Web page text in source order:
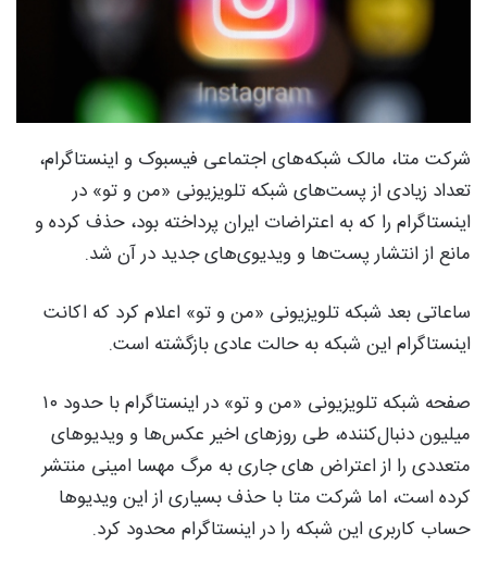
شرکت متا، مالک شبکه‌های اجتماعی فیسبوک و اینستاگرام،
تعداد زیادی از پست‌های شبکه تلویزیونی «من و تو» در
اینستاگرام را که به اعتراضات ایران پرداخته بود، حذف کرده و
مانع از انتشار پست‌ها و ویدیوی‌های جدید در آن شد.
ساعاتی بعد شبکه تلویزیونی «من و تو» اعلام کرد که اکانت
اینستاگرام این شبکه به حالت عادی بازگشته است.
صفحه شبکه تلویزیونی «من و تو» در اینستاگرام با حدود ۱۰
میلیون دنبال‌کننده، طی روزهای اخیر عکس‌ها و ویدیوهای
متعددی را از اعتراض های جاری به مرگ مهسا امینی منتشر
کرده است، اما شرکت متا با حذف بسیاری از این ویدیوها
حساب کاربری این شبکه را در اینستاگرام محدود کرد.